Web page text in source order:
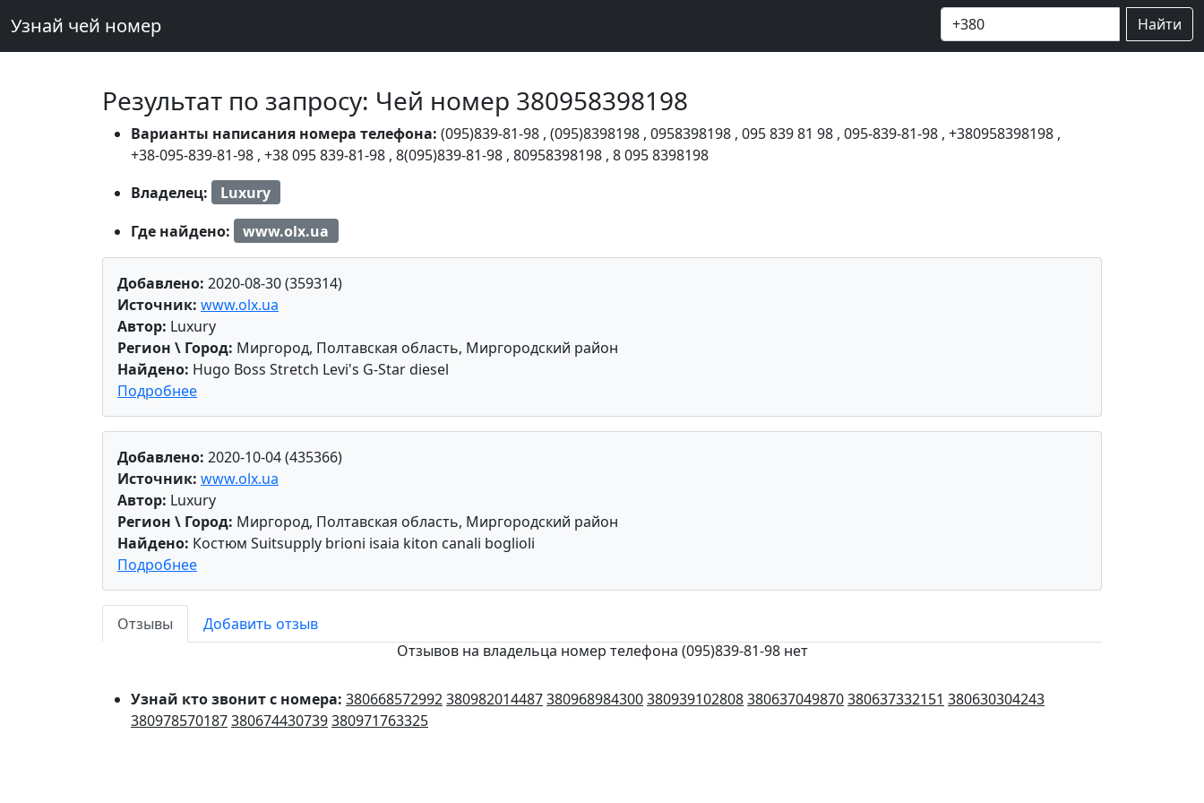
Узнай чей номер Найти
Результат по запросу: Чей номер 380958398198
Варианты написания номера телефона: (095)839-81-98 , (095)8398198 , 0958398198 , 095 839 81 98 , 095-839-81-98 , +380958398198 ,
+38-095-839-81-98 , +38 095 839-81-98 , 8(095)839-81-98 , 80958398198 , 8 095 8398198
Владелец:
Luxury
Где найдено:
www.olx.ua
Добавлено: 2020-08-30 (359314)
Источник: www.olx.ua
Автор: Luxury
Регион \ Город: Миргород, Полтавская область, Миргородский район
Найдено: Hugo Boss Stretch Levi's G-Star diesel
Подробнее
Добавлено: 2020-10-04 (435366)
Источник: www.olx.ua
Автор: Luxury
Регион \ Город: Миргород, Полтавская область, Миргородский район
Найдено: Костюм Suitsupply brioni isaia kiton canali boglioli
Подробнее
Отзывы
Добавить отзыв
Отзывов на владельца номер телефона (095)839-81-98 нет
Узнай кто звонит с номера: 380668572992380982014487380968984300380939102808380637049870380637332151 380630304243
380978570187380674430739380971763325